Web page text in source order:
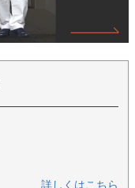
詳しくはこちら